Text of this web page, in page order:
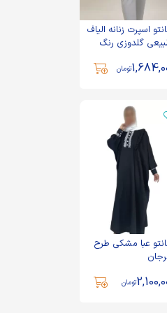
اسپرت زنانه الیاف
گلدوزی رنگ
تومان
عبا مشکی طرح
تومان